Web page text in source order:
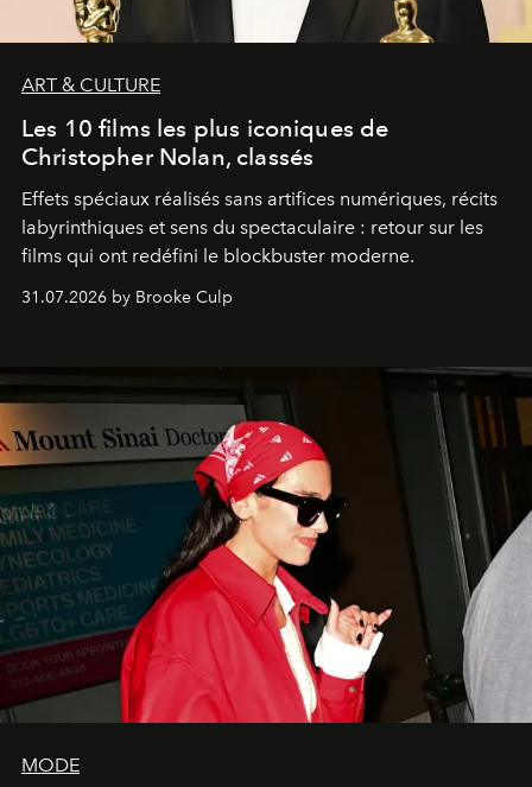
ART & CULTURE
Les 10 films les plus iconiques de
Christopher Nolan, classés
Effets spéciaux réalisés sans artifices numériques, récits
labyrinthiques et sens du spectaculaire : retour sur les
films qui ont redéfini le blockbuster moderne.
31.07.2026 by Brooke Culp
MODE